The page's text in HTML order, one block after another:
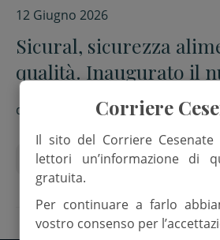
12 Giugno 2026
Sicural, sicurezza
qualità. Inaugurato il nuovo
laboratorio
di Sabrina Lucchi
Accredia Orogel surgelati
Corriere
Il sito del Corriere
lettori un’informazione di
gratuita.
Per continuare a farlo
vostro consenso per